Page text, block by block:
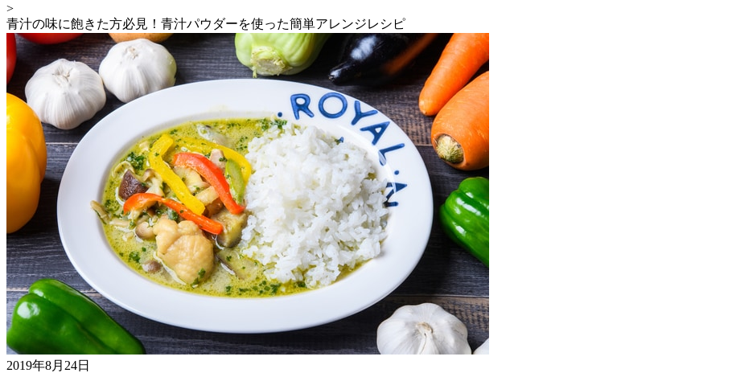
>
青汁の味に飽きた方必見！青汁パウダーを使った簡単アレンジレシピ
2019年8月24日